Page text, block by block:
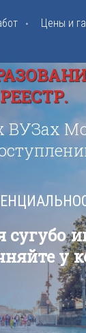
Цены и
ВУЗах
сугубо
у